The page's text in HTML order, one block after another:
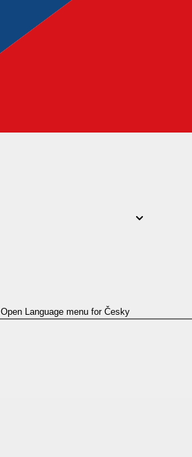
Open Language menu for Česky